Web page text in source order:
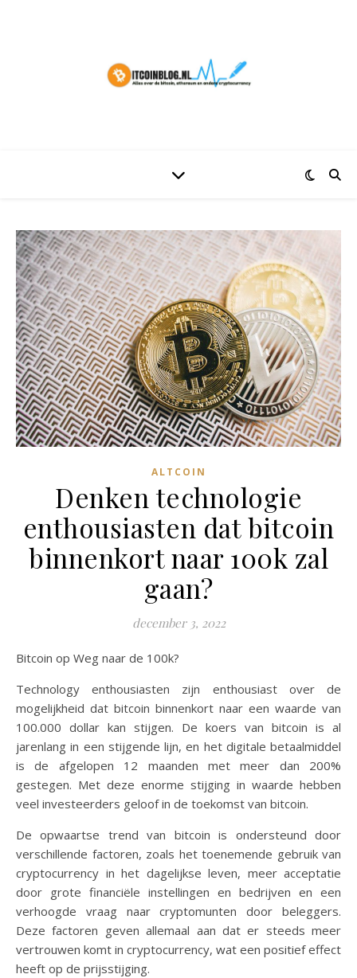
ALTCOIN
Denken technologie
enthousiasten dat bitcoin
binnenkort naar 100k zal
gaan?
december 3, 2022
Bitcoin op Weg naar de 100k?
Technology enthousiasten zijn enthousiast over de
mogelijkheid dat bitcoin binnenkort naar een waarde van
100.000 dollar kan stijgen. De koers van bitcoin is al
jarenlang in een stijgende lijn, en het digitale betaalmiddel
is de afgelopen 12 maanden met meer dan 200%
gestegen. Met deze enorme stijging in waarde hebben
veel investeerders geloof in de toekomst van bitcoin.
De opwaartse trend van bitcoin is ondersteund door
verschillende factoren, zoals het toenemende gebruik van
cryptocurrency in het dagelijkse leven, meer acceptatie
door grote financiële instellingen en bedrijven en een
verhoogde vraag naar cryptomunten door beleggers.
Deze factoren geven allemaal aan dat er steeds meer
vertrouwen komt in cryptocurrency, wat een positief effect
heeft op de prijsstijging.